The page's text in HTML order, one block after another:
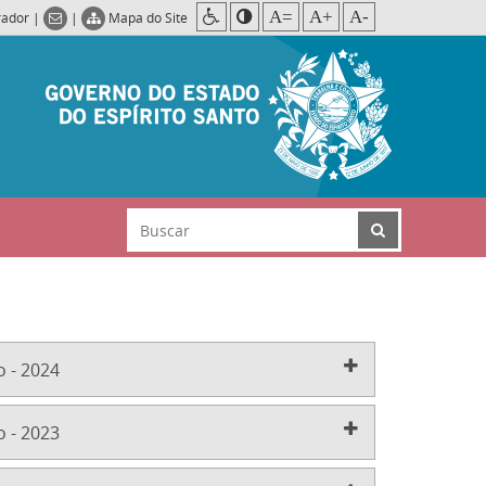
| | Mapa do Site A= A+ A-
- 2024
- 2023